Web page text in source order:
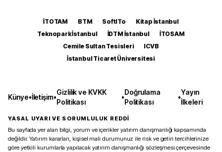
İTOTAM BTM SoftITo
Kitap İstanbul
Teknopark İstanbul
İDTM İstanbul
İTOSAM
Cemile Sultan Tesisleri
ICVB
İstanbul Ticaret Üniversitesi
Künye•İletişim•
Gizlilik ve KVKK
Politikası
•
Doğrulama
Politikası
•
Yayın
İlkeleri
YASAL UYARI VE SORUMLULUK REDDİ
Bu sayfada yer alan bilgi, yorum ve içerikler yatırım danışmanlığı kapsamında
değildir. Yatırım kararları, kişisel mali durumunuz ile risk ve getiri tercihlerinize
göre yetkili kurumlarla yapılacak yatırım danışmanlığı sözleşmesi çerçevesinde